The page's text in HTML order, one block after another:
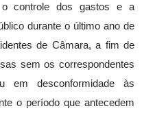
controle dos gastos e a
durante o último ano de
de Câmara, a fim de
sem os correspondentes
em desconformidade às
o período que antecedem